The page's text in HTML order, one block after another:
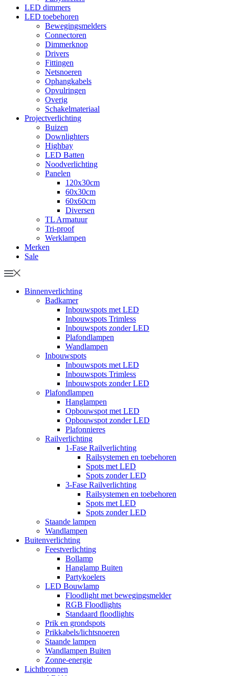
LED dimmers
LED toebehoren
Bewegingsmelders
Connectoren
Dimmerknop
Drivers
Fittingen
Netsnoeren
Ophangkabels
Opvulringen
Overig
Schakelmateriaal
Projectverlichting
Buizen
Downlighters
Highbay
LED Batten
Noodverlichting
Panelen
120x30cm
60x30cm
60x60cm
Diversen
TL Armatuur
Tri-proof
Werklampen
Merken
Sale
Binnenverlichting
Badkamer
Inbouwspots met LED
Inbouwspots Trimless
Inbouwspots zonder LED
Plafondlampen
Wandlampen
Inbouwspots
Inbouwspots met LED
Inbouwspots Trimless
Inbouwspots zonder LED
Plafondlampen
Hanglampen
Opbouwspot met LED
Opbouwspot zonder LED
Plafonnieres
Railverlichting
1-Fase Railverlichting
Railsystemen en toebehoren
Spots met LED
Spots zonder LED
3-Fase Railverlichting
Railsystemen en toebehoren
Spots met LED
Spots zonder LED
Staande lampen
Wandlampen
Buitenverlichting
Feestverlichting
Bollamp
Hanglamp Buiten
Partykoelers
LED Bouwlamp
Floodlight met bewegingsmelder
RGB Floodlights
Standaard floodlights
Prik en grondspots
Prikkabels/lichtsnoeren
Staande lampen
Wandlampen Buiten
Zonne-energie
Lichtbronnen